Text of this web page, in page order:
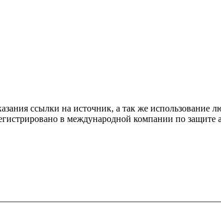
ссылки на источник, а так же использование
в международной компании по